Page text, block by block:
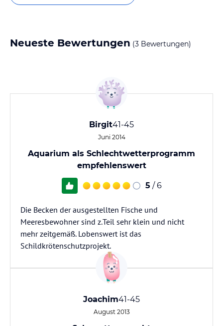
Neueste Bewertungen (3 Bewertungen)
Birgit41-45
Juni 2014
Aquarium als Schlechtwetterprogramm
empfehlenswert
5 / 6
Die Becken der ausgestellten Fische und
Meeresbewohner sind z.Teil sehr klein und nicht
mehr zeitgemäß. Lobenswert ist das
Schildkrötenschutzprojekt.
Joachim41-45
August 2013